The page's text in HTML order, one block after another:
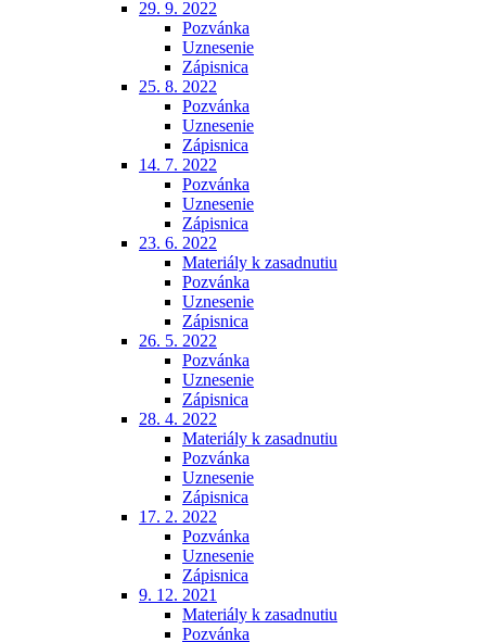
29. 9. 2022
Pozvánka
Uznesenie
Zápisnica
25. 8. 2022
Pozvánka
Uznesenie
Zápisnica
14. 7. 2022
Pozvánka
Uznesenie
Zápisnica
23. 6. 2022
Materiály k zasadnutiu
Pozvánka
Uznesenie
Zápisnica
26. 5. 2022
Pozvánka
Uznesenie
Zápisnica
28. 4. 2022
Materiály k zasadnutiu
Pozvánka
Uznesenie
Zápisnica
17. 2. 2022
Pozvánka
Uznesenie
Zápisnica
9. 12. 2021
Materiály k zasadnutiu
Pozvánka